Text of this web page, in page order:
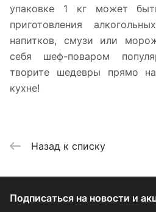
упаковке 1 кг может
приготовления
напитков, смузи или
себя шеф-поваром
творите шедевры прямо
кухне!
Назад к списку
Подписаться на новости и